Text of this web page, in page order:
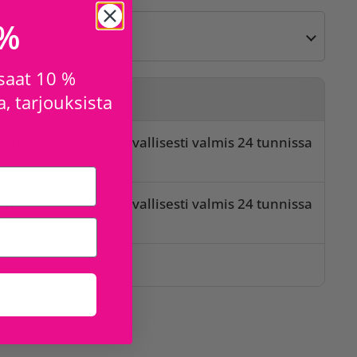
Tavallisesti valmis 24 tunnissa
Tavallisesti valmis 24 tunnissa
10 %
tarjouksista